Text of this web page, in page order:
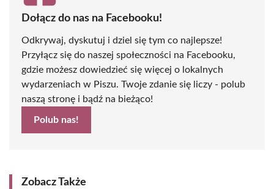
Dołącz do nas na Facebooku!
Odkrywaj, dyskutuj i dziel się tym co najlepsze!
Przyłącz się do naszej społeczności na Facebooku,
gdzie możesz dowiedzieć się więcej o lokalnych
wydarzeniach w Piszu. Twoje zdanie się liczy - polub
naszą stronę i bądź na bieżąco!
Polub nas!
Zobacz Także